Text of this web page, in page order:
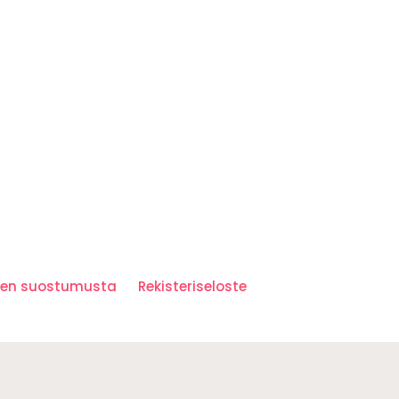
suostumusta Rekisteriseloste